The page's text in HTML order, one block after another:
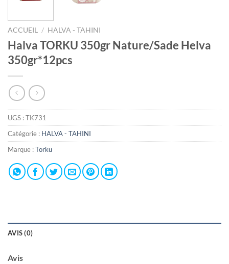
ACCUEIL / HALVA - TAHINI
Halva TORKU 350gr Nature/Sade Helva
350gr*12pcs
UGS :TK731
Catégorie : HALVA - TAHINI
Marque :Torku
AVIS (0)
Avis